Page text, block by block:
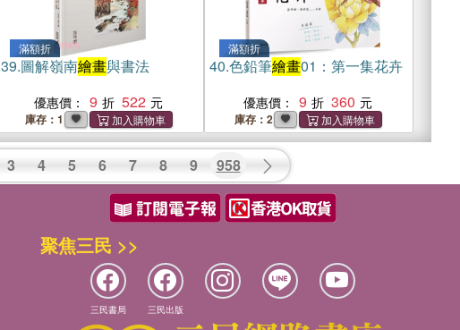
滿額折
39.圖解嶺南繪畫與書法
優惠價： 9 522
庫存：1
滿額折
40.色鉛筆繪畫01：第一集花卉
優惠價： 9 360
庫存：2
3 4 5 6 7 8 9 958
聚焦三民 >>
三民書局 三民出版